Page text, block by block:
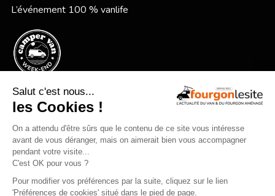
L’événement 100 % vanlife
Le festival vanlife en bord de mer